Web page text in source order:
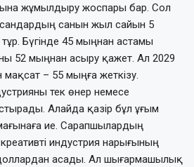
жұмылдыру жоспары бар. Сол
санын жыл сайын 5
Бүгінде 45 мыңнан астамы
52 мыңнан асыру қажет. Ал 2029
– 55 мыңға жеткізу.
тек өнер немесе
Алайда қазір бұл ұғым
ие. Сарапшылардың
индустрия нарығының
асады. Ал шығармашылық